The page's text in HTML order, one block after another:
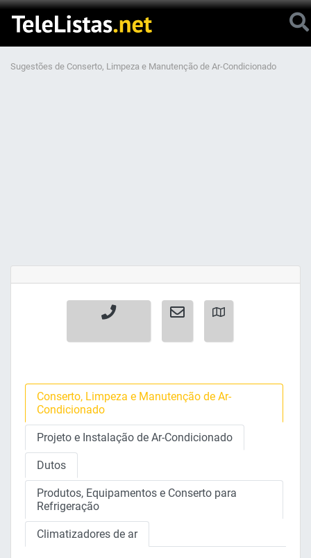
Sugestões de Conserto, Limpeza e Manutenção de Ar-Condicionado
Conserto, Limpeza e Manutenção de Ar-
Condicionado
Projeto e Instalação de Ar-Condicionado
Dutos
Produtos, Equipamentos e Conserto para
Refrigeração
Climatizadores de ar